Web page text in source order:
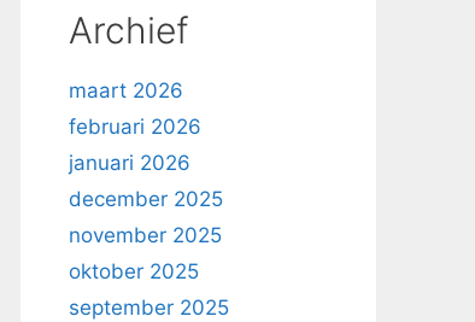
Archief
maart 2026
februari 2026
januari 2026
december 2025
november 2025
oktober 2025
september 2025